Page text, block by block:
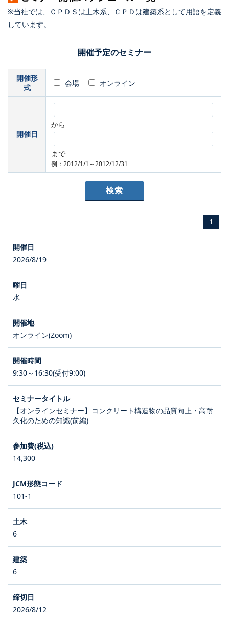
※当社では、ＣＰＤＳは土木系、ＣＰＤは建築系として用語を定義
しています。
開催予定のセミナー
開催形
式
会場 オンライン
開催日
から
まで
例：2012/1/1～2012/12/31
1
2026/8/19
水
オンライン(Zoom)
9:30～16:30(受付9:00)
【オンラインセミナー】コンクリート構造物の品質向上・高耐
久化のための知識(前編)
14,300
101-1
6
6
2026/8/12